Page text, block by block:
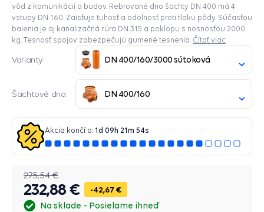
vôd z komunikácií a budov. Rebrované dno šachty DN 400 má 4
vstupy DN 160. Zaisťuje tuhosť a odolnosť proti tlaku pôdy. Súčasťou
balenia je aj kanalizačná rúra DN 315 a poklopu s nosnosťou 2000
kg. Tesnosť spojov zabezpečujú gumené tesnenia. Čítať viac
Varianty: DN 400/160/3000 sútoková
Šachtové dno: DN 400/160
Na sklade Posielame ihneď
42,67 €
Akcia končí o: 1d 09 h 21m 53s
275,54 €
232,88 €